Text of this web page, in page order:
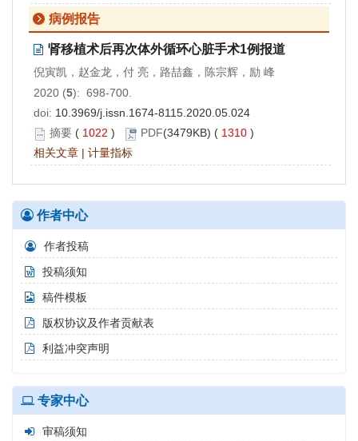
病例报告
肾移植术后再次体外循环心脏手术1例报道
倪寅凯，赵金龙，付 亮，路喆鑫，陈宗辉，励 峰
2020 (5): 698-700.
doi: 10.3969/j.issn.1674-8115.2020.05.024
摘要 ( 1022 ) PDF(3479KB) ( 1310 )
相关文章 | 计量指标
作者中心
作者投稿
投稿须知
稿件模板
版权协议及作者贡献表
利益冲突声明
专家中心
审稿须知